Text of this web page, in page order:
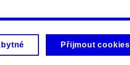
Přijmout cookies